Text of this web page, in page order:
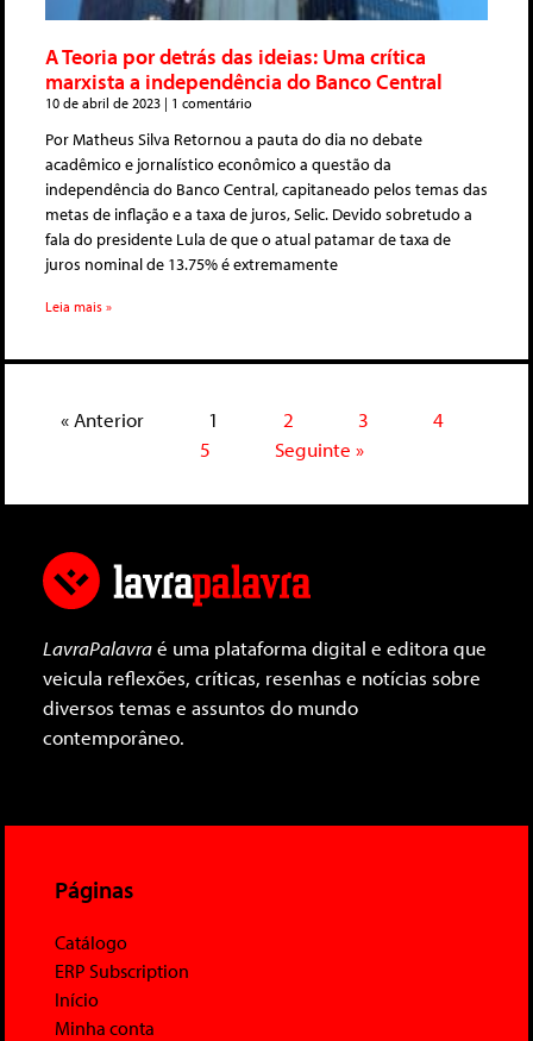
A Teoria por detrás das ideias: Uma crítica
marxista a independência do Banco Central
10 de abril de 2023 1 comentário
Por Matheus Silva Retornou a pauta do dia no debate
acadêmico e jornalístico econômico a questão da
independência do Banco Central, capitaneado pelos temas das
metas de inflação e a taxa de juros, Selic. Devido sobretudo a
fala do presidente Lula de que o atual patamar de taxa de
juros nominal de 13.75% é extremamente
Leia mais »
« Anterior 1 2 3
4
5
Seguinte »
LavraPalavraé uma plataforma digital e editora que
veicula reflexões, críticas, resenhas e notícias sobre
diversos temas e assuntos do mundo
contemporâneo.
Páginas
Catálogo
ERP Subscription
Início
Minha conta